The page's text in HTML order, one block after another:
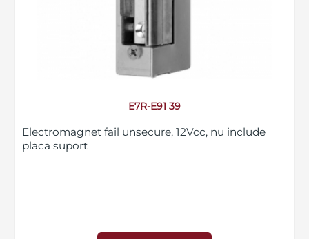
E7R-E91 39
Electromagnet fail unsecure, 12Vcc, nu include
placa suport